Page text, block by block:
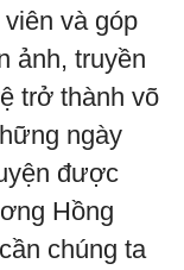
và góp
ảnh, truyền
trở thành võ
ngày
được
Hồng
chúng ta